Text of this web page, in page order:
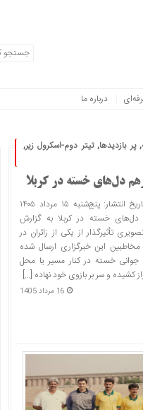
درباره ما
خاتم‌
,پر بازدیدها,تیتر دوم-اسکرول زیر,
دل‌های خسته در کربلا
خبرگزاری خوزنامه تاریخ انتشار: پنج‌شنبه ۱۵ مرداد ۱۴۰۵
خسته در کربلا به گزارش
تأثیرگذار از یکی از زائران در
این خبرگزاری ارسال شده
جوانی خسته در کنار مسیر یا محل
کشیده و سر بر بازوی خود نهاده […]
16 مرداد 1405